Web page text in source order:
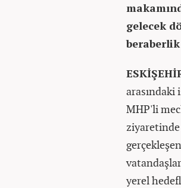
gelecek
beraberlik
arasındaki
MHP'li
ziyaretinde
yerel